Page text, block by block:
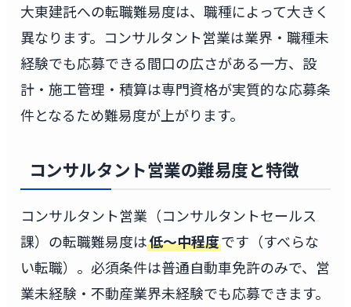
大東建託への転職難易度は、職種によって大きく
異なります。コンサルタント営業は業界・職種未
経験でも応募できる間口の広さがある一方、設
計・施工管理・積算は専門資格が実質的な応募条
件となるため難易度が上がります。
コンサルタント営業の難易度と特徴
コンサルタント営業（コンサルタントセールス
課）の転職難易度は低〜中程度です（すべらな
い転職）。必須条件は普通自動車免許のみで、営
業未経験・不動産業界未経験でも応募できます。